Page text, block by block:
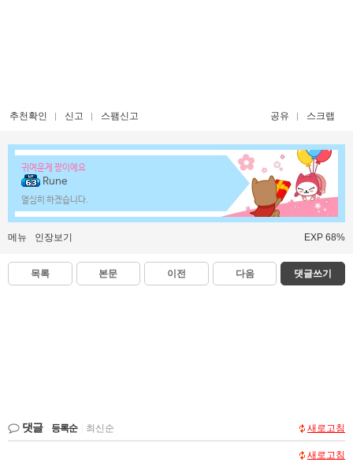
추천확인 신고 스팸신고 공유 스크랩
귀여운게 짱이에요
Rune
열심히 하겠습니다.
메뉴 인장보기 EXP 68%
목록 본문 이전 다음 댓글쓰기
댓글 등록순 최신순 새로고침
새로고침